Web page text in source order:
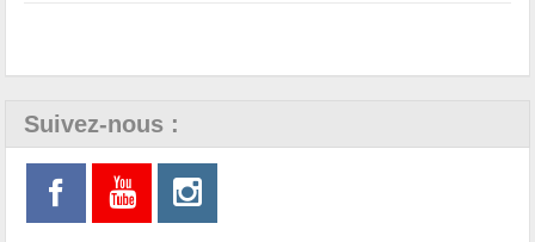
Suivez-nous :